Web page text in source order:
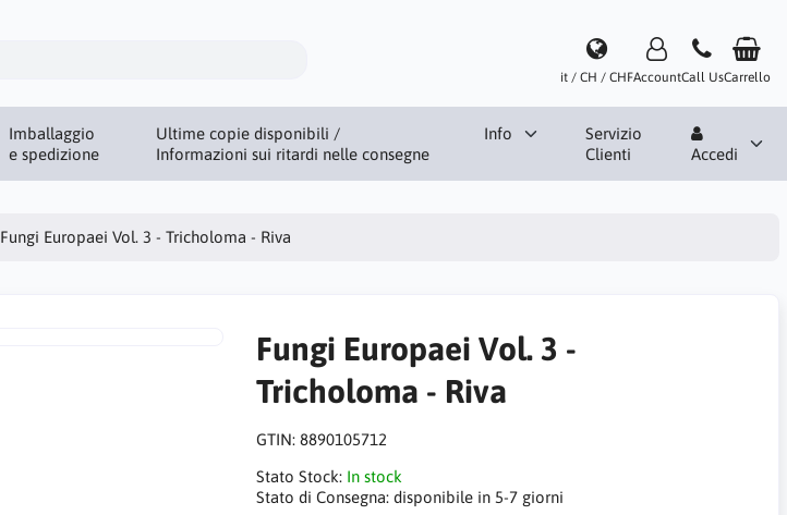
it / CH / CHFAccountCall UsCarrello
Imballaggio
e spedizione
Ultime copie disponibili /
Informazioni sui ritardi nelle consegne
Info
Servizio
Clienti
Accedi
Fungi Europaei Vol. 3 - Tricholoma - Riva
Fungi Europaei Vol. 3 -
Tricholoma - Riva
GTIN: 8890105712
Stato Stock: In stock
Stato di Consegna: disponibile in 5-7 giorni